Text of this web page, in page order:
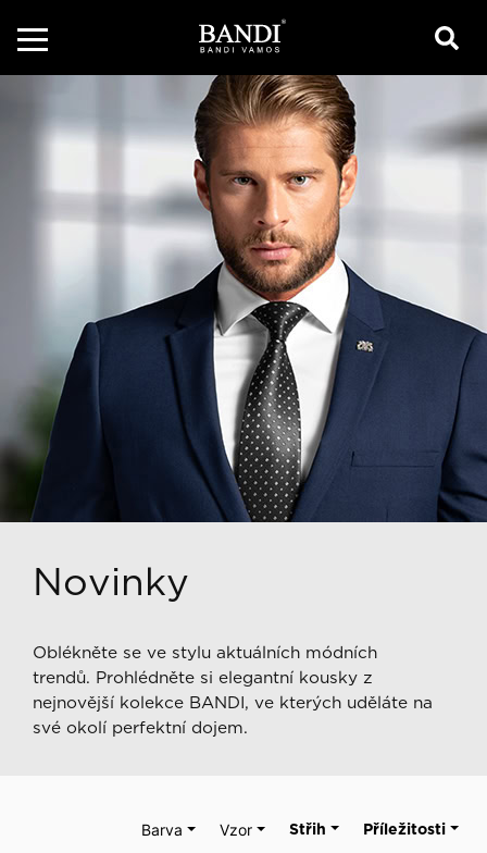
Novinky
Oblékněte se ve stylu aktuálních módních
trendů. Prohlédněte si elegantní kousky z
nejnovější kolekce BANDI, ve kterých uděláte na
své okolí perfektní dojem.
Příležitosti
Střih
Vzor
Barva